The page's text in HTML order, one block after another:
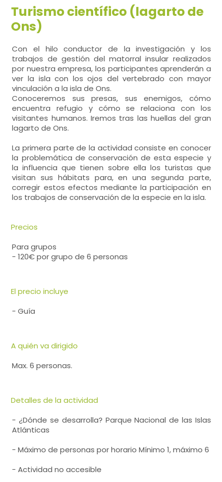
Turismo científico (lagarto de
Ons)
Con el hilo conductor de la investigación y los
trabajos de gestión del matorral insular realizados
por nuestra empresa, los participantes aprenderán a
ver la isla con los ojos del vertebrado con mayor
vinculación a la isla de Ons.
Conoceremos sus presas, sus enemigos, cómo
encuentra refugio y cómo se relaciona con los
visitantes humanos. Iremos tras las huellas del gran
lagarto de Ons.
La primera parte de la actividad consiste en conocer
la problemática de conservación de esta especie y
la influencia que tienen sobre ella los turistas que
visitan sus hábitats para, en una segunda parte,
corregir estos efectos mediante la participación en
los trabajos de conservación de la especie en la isla.
Precios
Para grupos
- 120€ por grupo de 6 personas
El precio incluye
- Guía
A quién va dirigido
Max. 6 personas.
Detalles de la actividad
- ¿Dónde se desarrolla? Parque Nacional de las Islas
Atlánticas
- Máximo de personas por horario Mínimo 1, máximo 6
- Actividad no accesible